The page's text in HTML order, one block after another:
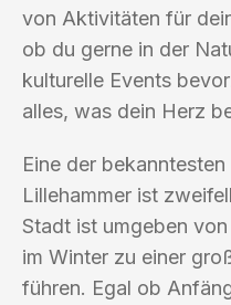
von Aktivitäten für
ob du gerne in der
kulturelle Events
alles, was dein Herz
Eine der
Lillehammer ist
Stadt ist umgeben
im Winter zu einer
führen. Egal ob